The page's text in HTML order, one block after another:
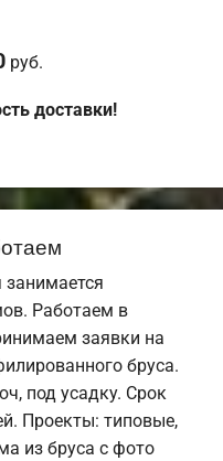
руб.
доставки!
Работаем в
заявки на
бруса.
под усадку. Срок
Проекты: типовые,
из бруса с фото